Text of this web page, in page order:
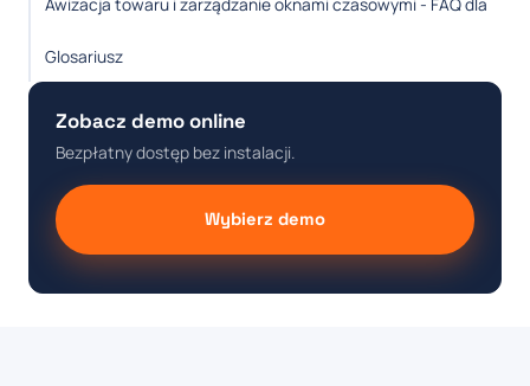
Glosariusz
Zobacz demo online
Bezpłatny dostęp bez instalacji.
Wybierz demo